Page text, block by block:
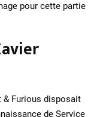
pour cette partie
& Furious disposait
de Service